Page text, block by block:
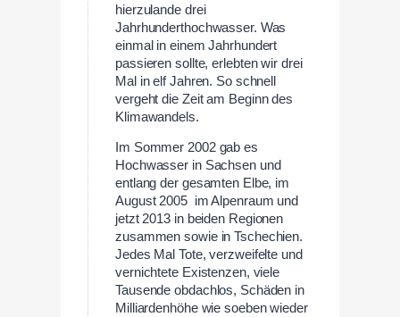
hierzulande drei
Jahrhunderthochwasser. Was
einmal in einem Jahrhundert
passieren sollte, erlebten wir drei
Mal in elf Jahren. So schnell
vergeht die Zeit am Beginn des
Klimawandels.
Im Sommer 2002 gab es
Hochwasser in Sachsen und
entlang der gesamten Elbe, im
August 2005 im Alpenraum und
jetzt 2013 in beiden Regionen
zusammen sowie in Tschechien.
Jedes Mal Tote, verzweifelte und
vernichtete Existenzen, viele
Tausende obdachlos, Schäden in
Milliardenhöhe wie soeben wieder